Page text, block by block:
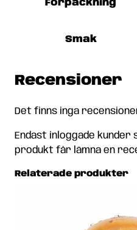
Förpackning
Smak
Recensioner
Det finns inga
Endast inloggade kunder
produkt får lämna en
Relaterade produkter